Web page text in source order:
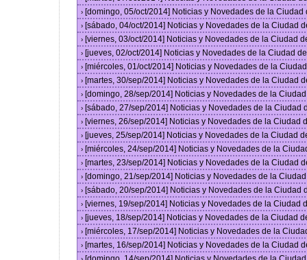
› [domingo, 05/oct/2014] Noticias y Novedades de la
› [sábado, 04/oct/2014] Noticias y Novedades de la Ciudad
› [viernes, 03/oct/2014] Noticias y Novedades de la Ciudad
› [jueves, 02/oct/2014] Noticias y Novedades de la Ciudad
› [miércoles, 01/oct/2014] Noticias y Novedades de la
› [martes, 30/sep/2014] Noticias y Novedades de la Ciudad
› [domingo, 28/sep/2014] Noticias y Novedades de la
› [sábado, 27/sep/2014] Noticias y Novedades de la Ciudad
› [viernes, 26/sep/2014] Noticias y Novedades de la Ciudad
› [jueves, 25/sep/2014] Noticias y Novedades de la Ciudad
› [miércoles, 24/sep/2014] Noticias y Novedades de la
› [martes, 23/sep/2014] Noticias y Novedades de la Ciudad
› [domingo, 21/sep/2014] Noticias y Novedades de la
› [sábado, 20/sep/2014] Noticias y Novedades de la Ciudad
› [viernes, 19/sep/2014] Noticias y Novedades de la Ciudad
› [jueves, 18/sep/2014] Noticias y Novedades de la Ciudad
› [miércoles, 17/sep/2014] Noticias y Novedades de la
› [martes, 16/sep/2014] Noticias y Novedades de la Ciudad